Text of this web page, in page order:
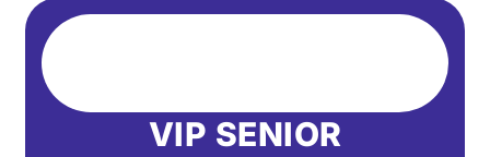
VIP SENIOR